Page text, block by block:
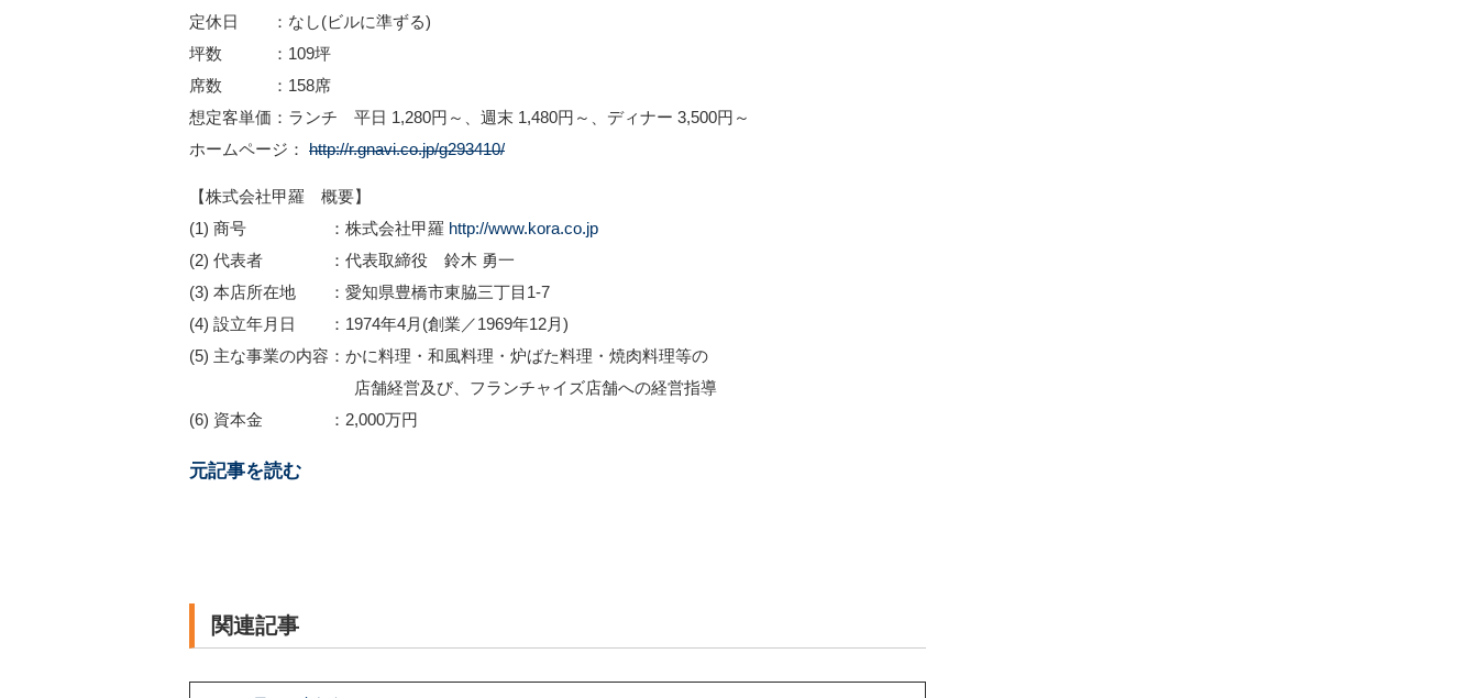
定休日 ：なし(ビルに準ずる)
坪数 ：109坪
席数 ：158席
想定客単価：ランチ 平日 1,280円～、週末 1,480円～、ディナー 3,500円～
ホームページ： http://r.gnavi.co.jp/g293410/
【株式会社甲羅 概要】
(1) 商号 ：株式会社甲羅 http://www.kora.co.jp
(2) 代表者 ：代表取締役 鈴木 勇一
(3) 本店所在地 ：愛知県豊橋市東脇三丁目1-7
(4) 設立年月日 ：1974年4月(創業／1969年12月)
(5) 主な事業の内容：かに料理・和風料理・炉ばた料理・焼肉料理等の
店舗経営及び、フランチャイズ店舗への経営指導
(6) 資本金 ：2,000万円
元記事を読む
関連記事